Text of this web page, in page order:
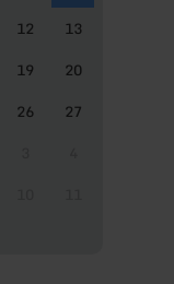
12
13
19
20
26
27